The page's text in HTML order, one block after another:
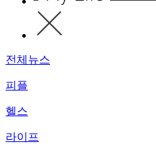
전체뉴스
피플
헬스
라이프